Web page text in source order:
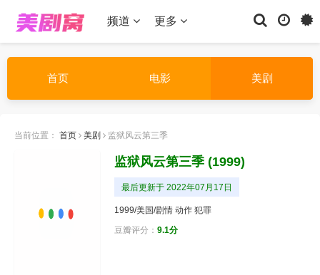
频道 更多
首页 电影 美剧
当前位置： 首页 美剧 监狱风云第三季
监狱风云第三季 (1999)
最后更新于 2022年07月17日
1999/美国/剧情 动作 犯罪
豆瓣评分： 9.1分